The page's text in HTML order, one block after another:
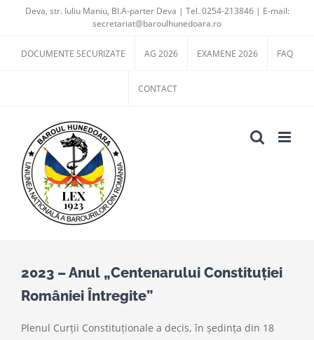
content
Deva, str. Iuliu Maniu, Bl.A-parter Deva | Tel. 0254-213846 | E-mail:
secretariat@baroulhunedoara.ro
DOCUMENTE SECURIZATE AG 2026 EXAMENE 2026 FAQ
CONTACT
2023 – Anul „Centenarului Constituției
României Întregite”
Plenul Curții Constituționale a decis, în ședința din 18